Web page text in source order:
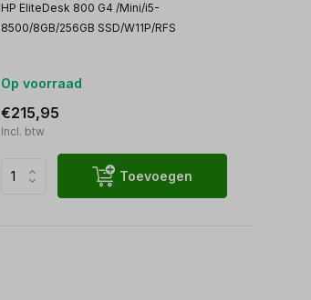
HP EliteDesk 800 G4 /Mini/i5-
8500/8GB/256GB SSD/W11P/RFS
Op voorraad
€215,95
Incl. btw
Toevoegen